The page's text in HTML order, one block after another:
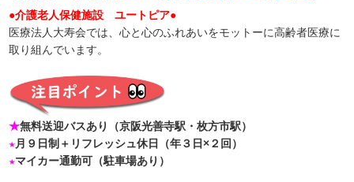
●介護老人保健施設 ユートピア●
医療法人大寿会では、心と心のふれあいをモットーに高齢者医療に
取り組んでいます。
★無料送迎バスあり（京阪光善寺駅・枚方市駅）
★月９日制＋リフレッシュ休日（年３日×２回）
★マイカー通勤可（駐車場あり）